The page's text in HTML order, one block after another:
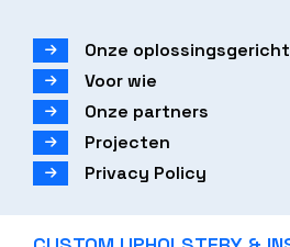
Onze
Voor wie
Onze partners
Projecten
Privacy Policy